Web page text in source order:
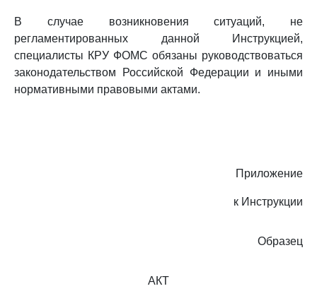
В случае возникновения ситуаций, не
регламентированных данной Инструкцией,
специалисты КРУ ФОМС обязаны руководствоваться
законодательством Российской Федерации и иными
нормативными правовыми актами.
Приложение
к Инструкции
Образец
АКТ